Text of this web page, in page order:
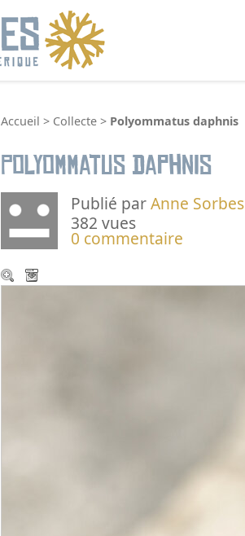
Accueil > Collecte > Polyommatus daphnis
Polyommatus daphnis
Publié parAnne Sorbes
382 vues
0 commentaire